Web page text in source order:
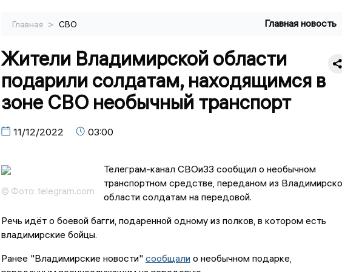
Главная > СВО Главная новость
Жители Владимирской области
подарили солдатам, находящимся в
зоне СВО необычный транспорт
11/12/2022 03:00
© Фото: telegram.com
Телеграм-канал СВОи33 сообщил о необычном
транспортном средстве, переданом из
области солдатам на передовой.
Речь идёт о боевой багги, подаренной одному из полков, в котором есть
владимирские бойцы.
Ранее "Владимирские новости" сообщалио необычном подарке,